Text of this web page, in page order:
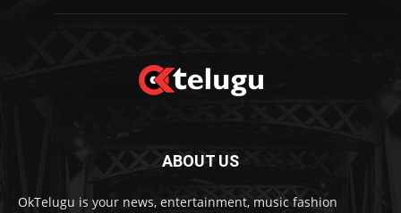
ABOUT US
OkTelugu is your news, entertainment, music fashion